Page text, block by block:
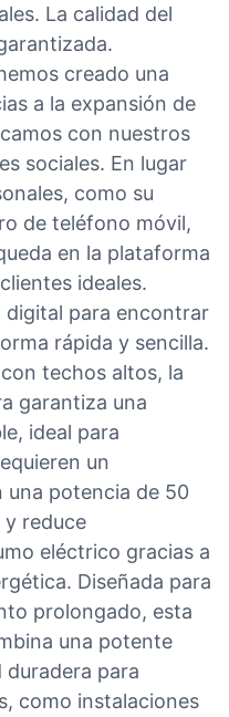
La calidad del
creado una
a la expansión de
con nuestros
sociales. En lugar
como su
de teléfono móvil,
en la plataforma
ideales.
para encontrar
rápida y sencilla.
techos altos, la
garantiza una
ideal para
un
una potencia de 50
y reduce
eléctrico gracias a
Diseñada para
prolongado, esta
una potente
para
como instalaciones